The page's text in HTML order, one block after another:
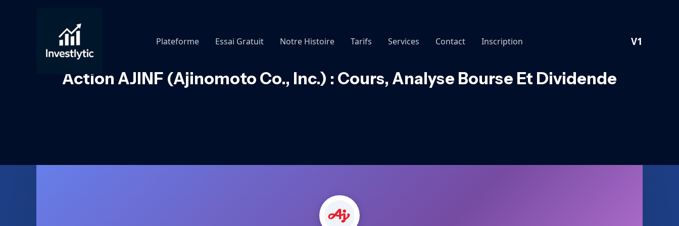
Plateforme
Essai Gratuit Notre Histoire Tarifs Services Contact Inscription V1
Action AJINF (Ajinomoto Co., Inc.) : Cours, Analyse Bourse Et Dividende